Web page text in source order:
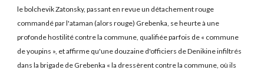
le bolchevik Zatonsky, passant en revue un détachement rouge
commandé par l'ataman (alors rouge) Grebenka, se heurte à une
profonde hostilité contre la commune, qualifiée parfois de « commune
de youpins », et affirme qu'une douzaine d'officiers de Denikine infiltrés
dans la brigade de Grebenka « la dressèrent contre la commune, où ils